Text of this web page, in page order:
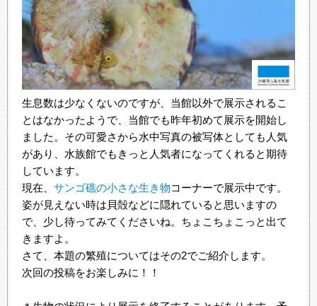
生息数は少なくないのですが、当館以外で展示されるこ
とはなかったようで、当館でも昨年初めて展示を開始し
ました。その可愛さから水中写真の被写体としても人気
があり、水族館でもきっと人気者になってくれると期待
しています。
現在、 サンゴ礁の小さな生き物コーナーで展示中です。
姿が見えない時は貝殻などに隠れていると思いますの
で、少し待ってみてくださいね。ちょこちょこっと出て
きますよ。
さて、本題の繁殖についてはその2でご紹介します。
次回の投稿をお楽しみに！！